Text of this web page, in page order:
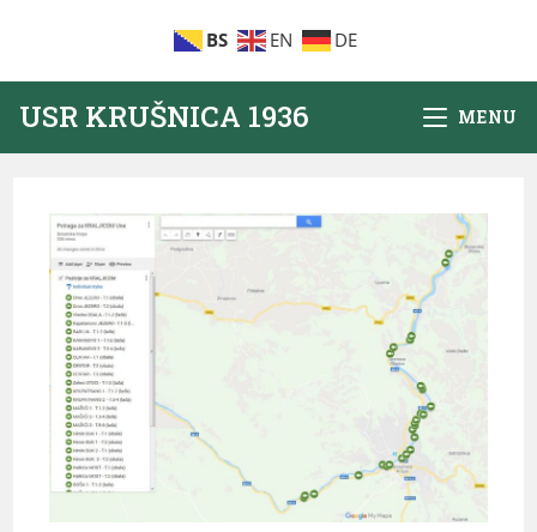
BS EN DE
USR KRUŠNICA 1936 MENU